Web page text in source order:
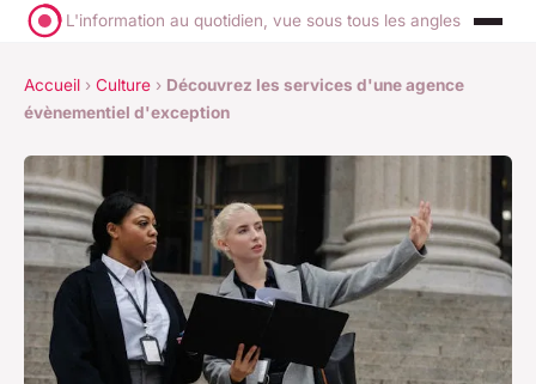
L'information au quotidien, vue sous tous les angles
Accueil › Culture › Découvrez les services d'une agence
évènementiel d'exception